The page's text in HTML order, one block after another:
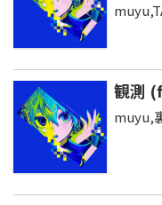
観測
muyu,